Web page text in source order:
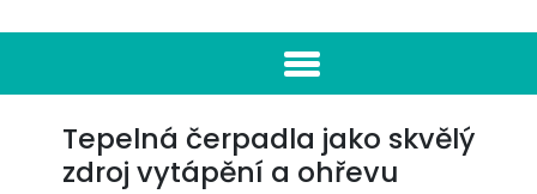
Tepelná čerpadla jako skvělý
zdroj vytápění a ohřevu